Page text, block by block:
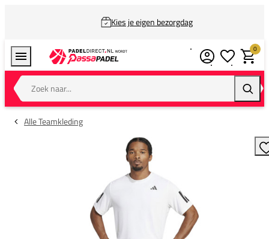
Kies je eigen bezorgdag
Zoek naar...
0
Alle Teamkleding